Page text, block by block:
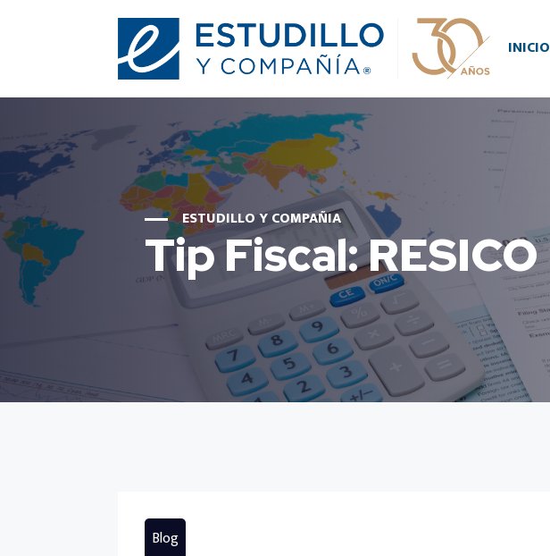
INICIO
ESTUDILLO Y COMPAÑIA
Tip Fiscal: RESICO
Blog